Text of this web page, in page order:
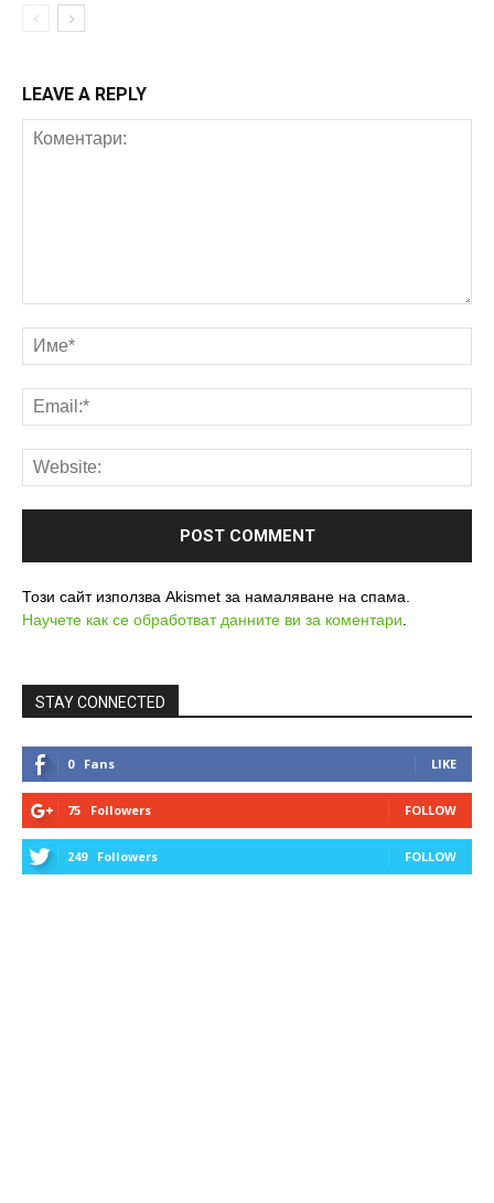
LEAVE A REPLY
Този сайт използва Akismet за намаляване на спама.
Научете как се обработват данните ви за коментари
STAY CONNECTED
0 Fans LIKE
75 Followers FOLLOW
249 Followers FOLLOW